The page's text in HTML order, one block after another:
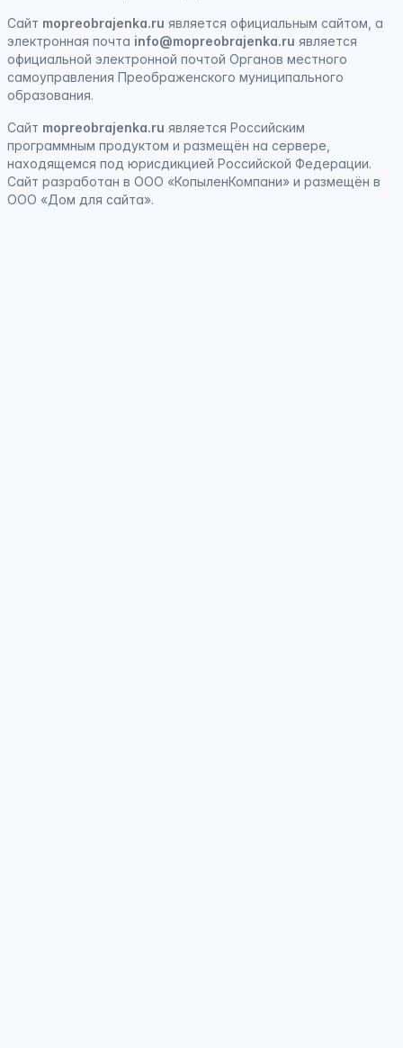
Сайт mopreobrajenka.ru является официальным сайтом, а
электронная почта info@mopreobrajenka.ru является
официальной электронной почтой Органов местного
самоуправления Преображенского муниципального
образования.
Сайт mopreobrajenka.ru является Российским
программным продуктом и размещён на сервере,
находящемся под юрисдикцией Российской Федерации.
Сайт разработан в ООО «КопыленКомпани» и размещён в
ООО «Дом для сайта».